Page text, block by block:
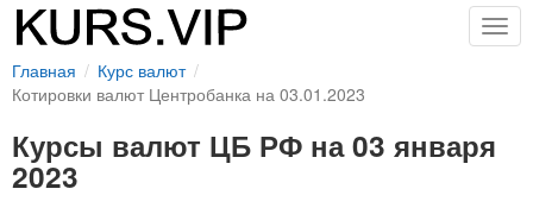
Главная
Курс валют
Котировки валют Центробанка на 03.01.2023
Курсы валют ЦБ РФ на 03 января
2023